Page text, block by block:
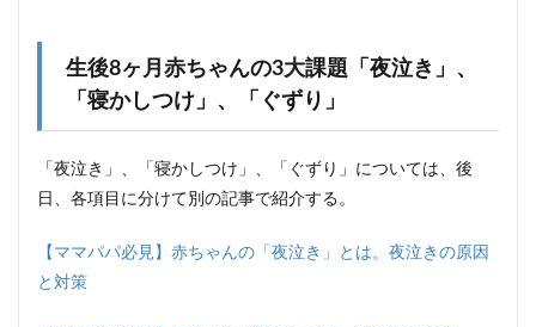
生後8ヶ月赤ちゃんの3大課題「夜泣き」、
「寝かしつけ」、「ぐずり」
「夜泣き」、「寝かしつけ」、「ぐずり」については、後
日、各項目に分けて別の記事で紹介する。
【ママパパ必見】赤ちゃんの「夜泣き」とは。夜泣きの原因
と対策